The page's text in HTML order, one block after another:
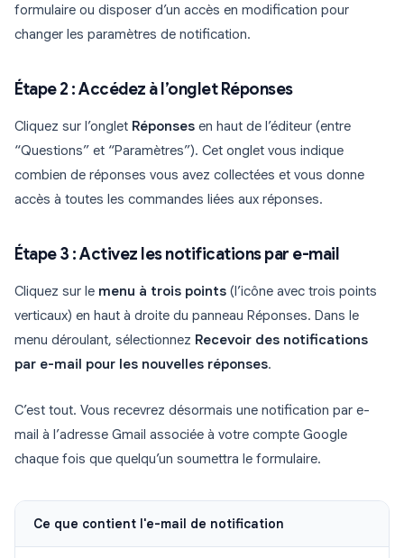
formulaire ou disposer d’un accès en modification pour
changer les paramètres de notification.
Étape 2 : Accédez à l’onglet Réponses
Cliquez sur l’onglet Réponses en haut de l’éditeur (entre
“Questions” et “Paramètres”). Cet onglet vous indique
combien de réponses vous avez collectées et vous donne
accès à toutes les commandes liées aux réponses.
Étape 3 : Activez les notifications par e-mail
Cliquez sur le menu à trois points (l’icône avec trois points
verticaux) en haut à droite du panneau Réponses. Dans le
menu déroulant, sélectionnez Recevoir des notifications
par e-mail pour les nouvelles réponses.
C’est tout. Vous recevrez désormais une notification par e-
mail à l’adresse Gmail associée à votre compte Google
chaque fois que quelqu’un soumettra le formulaire.
Ce que contient l'e-mail de notification